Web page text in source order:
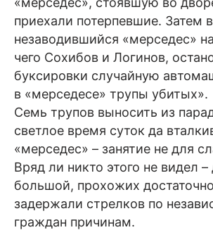
приехали потерпевшие. Затем
незаводившийся «мерседес»
чего Сохибов и Логинов,
буксировки случайную
в «мерседесе» трупы убитых».
Семь трупов выносить из
светлое время суток да
«мерседес» – занятие не для
Вряд ли никто этого не видел
большой, прохожих
задержали стрелков по
граждан причинам.